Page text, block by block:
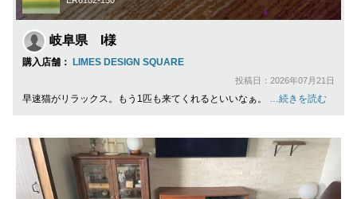
岐阜県 I様
購入店舗： LIMES DESIGN SQUARE
投稿日：2026年07月21日
早速猫がリラックス。もう1匹も来てくれるといいなぁ。 …続きを読む